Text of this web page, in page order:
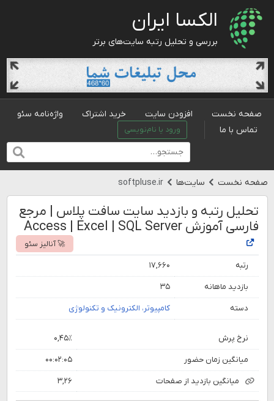
الکسا ایران
بررسی و تحلیل رتبه سایت‌های برتر
صفحه نخست افزودن سایت خرید اشتراک
واژه‌نامه سئو
تماس با ما
ورود یا نام‌نویسی
صفحه نخست سایت‌ها softpluse.ir
تحلیل رتبه و بازدید سایت سافت پلاس | مرجع
فارسی آموزش Access | Excel | SQL Server
🚀 آنالیز سئو
رتبه ۱۷,۶۶۰
بازدید ماهانه ۳۵
دسته کامپیوتر، الکترونیک و تکنولوژی
نرخ پرش ۰,۴۵٪
میانگین زمان حضور ۰۰:۰۲:۰۵
میانگین بازدید از صفحات ۳,۲۶